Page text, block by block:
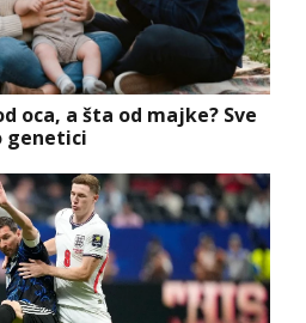
oca, a šta od majke? Sve
genetici